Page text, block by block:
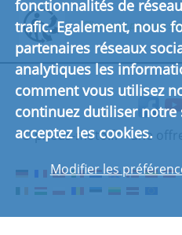
Inscription partenaire de
Cliquez ici pour en
© pneus-moto.fr - une
fonctionnalités de
trafic. Egalement, nous
partenaires réseaux
analytiques les
comment vous utilisez
continuez dutiliser notre
acceptez les cookies.
Modifier les